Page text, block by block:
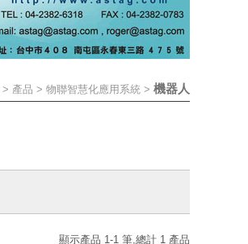
> 產品 > 物聯智慧化應用系統 > 機器人
顯示產品 1-1 筆,總計 1 產品